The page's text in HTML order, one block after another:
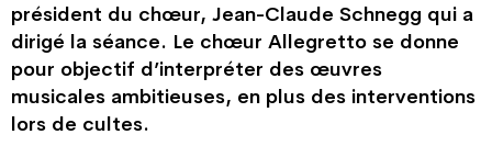
président du chœur, Jean-Claude Schnegg qui a
dirigé la séance. Le chœur Allegretto se donne
pour objectif d’interpréter des œuvres
musicales ambitieuses, en plus des interventions
lors de cultes.